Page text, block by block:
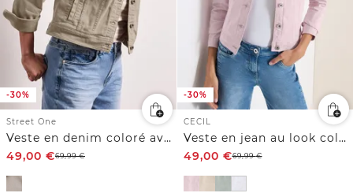
-30%
Street One
Veste en denim coloré avec poches
49,00 €69,99€
-30%
CECIL
Veste en jean au look colored denim
49,00 €69,99€